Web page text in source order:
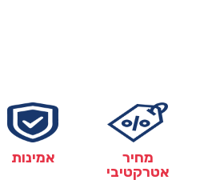
מחיר
אטרקטיבי
אמינות